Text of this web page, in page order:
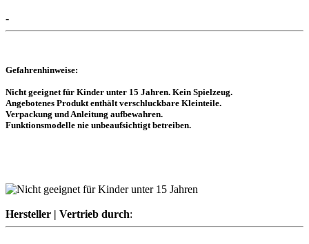
-
Gefahrenhinweise:
Nicht geeignet für Kinder unter 15 Jahren. Kein Spielzeug.
Angebotenes Produkt enthält verschluckbare Kleinteile.
Verpackung und Anleitung aufbewahren.
Funktionsmodelle nie unbeaufsichtigt betreiben.
Hersteller | Vertrieb durch: